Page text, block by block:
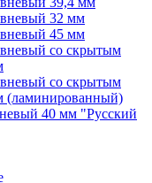
32 мм
45 мм
со скрытым
со скрытым
(ламинированный)
40 мм "Русский